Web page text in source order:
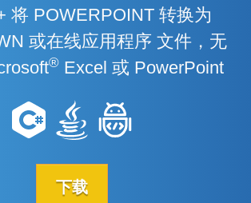
将 POWERPOINT 转换为
或在线应用程序 文件，无
®Excel 或 PowerPoint
下载